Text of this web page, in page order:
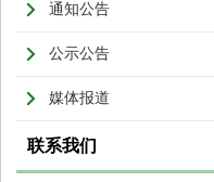
通知公告
公示公告
媒体报道
联系我们